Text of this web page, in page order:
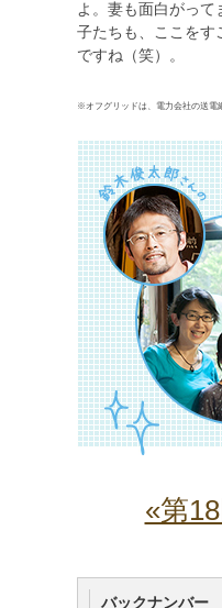
よ。妻も面白がって
子たちも、ここをす
ですね（笑）。
※オフグリッドは、電力会社の送電
«第
バックナンバー